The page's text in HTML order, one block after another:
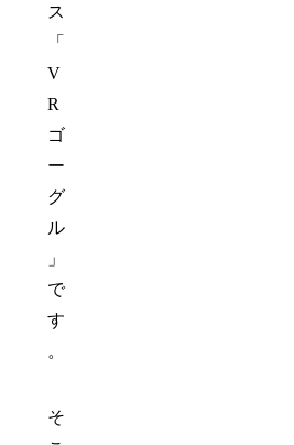
ス
「
V
R
ゴ
ー
グ
ル
」
で
す
。
そ